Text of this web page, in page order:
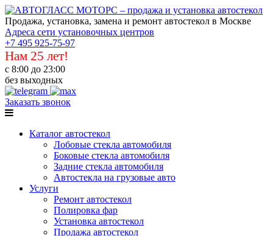
Продажа, установка, замена и ремонт автостекол в Москве
Адреса сети установочных центров
+7 495 925-75-97
Нам 25 лет!
с 8:00 до 23:00
без выходных
Заказать звонок
Каталог автостекол
Лобовые стекла автомобиля
Боковые стекла автомобиля
Задние стекла автомобиля
Автостекла на грузовые авто
Услуги
Ремонт автостекол
Полировка фар
Установка автостекол
Продажа автостекол